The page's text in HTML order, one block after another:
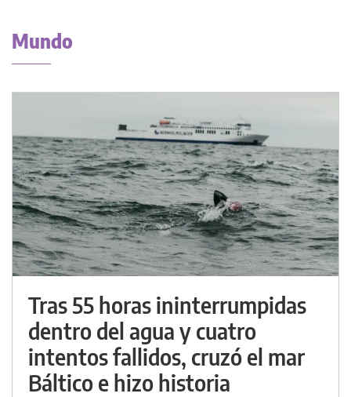
Mundo
Tras 55 horas ininterrumpidas
dentro del agua y cuatro
intentos fallidos, cruzó el mar
Báltico e hizo historia